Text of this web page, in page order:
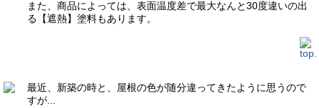
また、商品によっては、表面温度差で最大なんと30度違いの出
る【遮熱】塗料もあります。
最近、新築の時と、屋根の色が随分違ってきたように思うので
すが...